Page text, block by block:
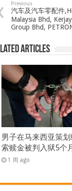
Previous
汽车及汽车零配件
Malaysia Bhd,
Group Bhd,
Articles
男子在马来西亚策
索赎金被判入狱5个
1 周 ago